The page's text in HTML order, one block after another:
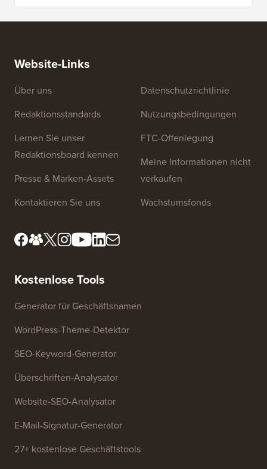
Website-Links
Über uns
Redaktionsstandards
Lernen Sie unser
Redaktionsboard kennen
Presse & Marken-Assets
Kontaktieren Sie uns
Datenschutzrichtlinie
Nutzungsbedingungen
FTC-Offenlegung
Meine Informationen nicht
verkaufen
Wachstumsfonds
Kostenlose Tools
Generator für Geschäftsnamen
WordPress-Theme-Detektor
SEO-Keyword-Generator
Überschriften-Analysator
Website-SEO-Analysator
E-Mail-Signatur-Generator
27+ kostenlose Geschäftstools